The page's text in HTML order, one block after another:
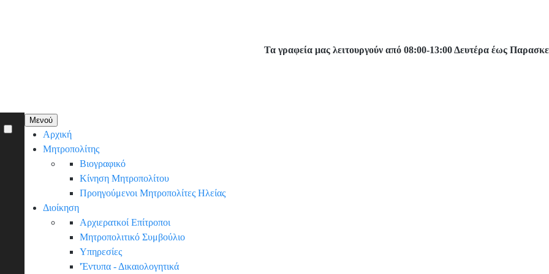
Τα γραφεία μας λειτουργούν από 08:00-13:00 Δευτέρα έως
Κεντρική
πλοήγηση
Μενού
Αρχική
Μητροπολίτης
Βιογραφικό
Κίνηση Μητροπολίτου
Προηγούμενοι Μητροπολίτες Ηλείας
Διοίκηση
Αρχιερατκοί Επίτροποι
Μητροπολιτικό Συμβούλιο
Υπηρεσίες
'Έντυπα - Δικαιολογητικά